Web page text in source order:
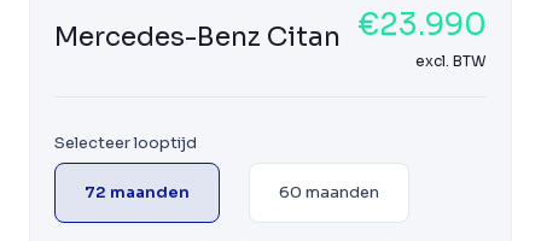
Mercedes-Benz Citan €23.990
excl. BTW
Selecteer looptijd
72 maanden 60 maanden